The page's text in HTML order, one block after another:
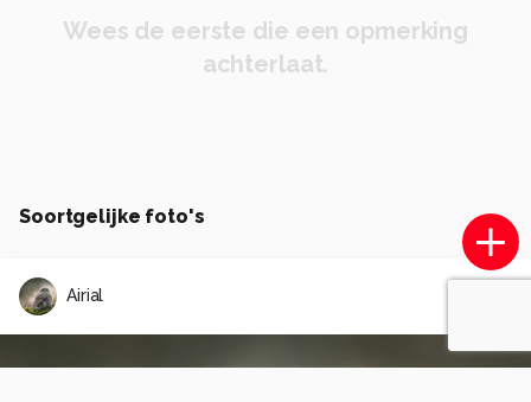
Wees de eerste die een opmerking
achterlaat.
Soortgelijke foto's
Airial